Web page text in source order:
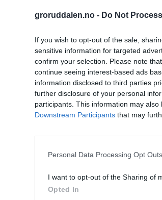
groruddalen.no - Do Not
If you wish to opt-out of the sale,
sensitive information for targeted
confirm your selection. Please note
continue seeing interest-based ads
information disclosed to third parties
further disclosure of your personal
participants. This information may
Downstream Participants that may
Personal Data Processing Opt Outs
I want to opt-out of the Sharing of
Opted In